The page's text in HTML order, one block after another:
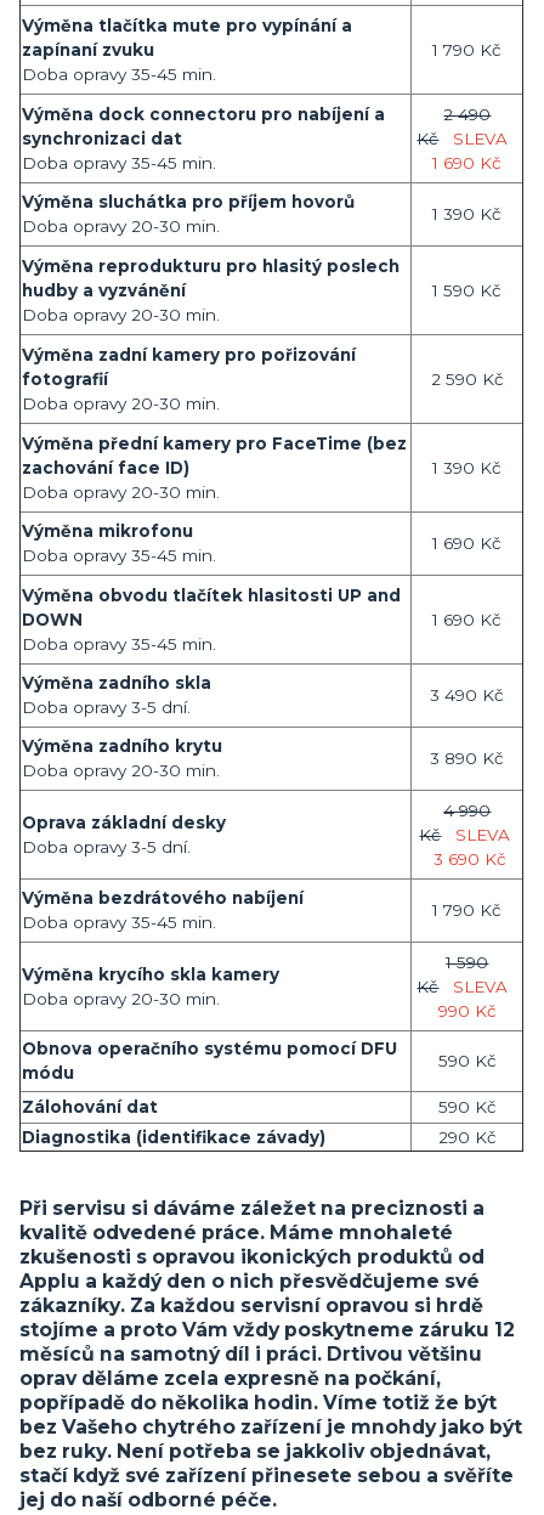
Výměna tlačítka mute pro vypínání a
zapínaní zvuku
Doba opravy 35-45 min.
1 790 Kč
Výměna dock connectoru pro nabíjení a
synchronizaci dat
Doba opravy 35-45 min.
2 490
Kč
SLEVA
1 690 Kč
Výměna sluchátka pro příjem hovorů
Doba opravy 20-30 min.
1 390 Kč
Výměna reprodukturu pro hlasitý poslech
hudby a vyzvánění
Doba opravy 20-30 min.
1 590 Kč
Výměna zadní kamery pro pořizování
fotografií
Doba opravy 20-30 min.
2 590 Kč
Výměna přední kamery pro FaceTime (bez
zachování face ID)
Doba opravy 20-30 min.
1 390 Kč
Výměna mikrofonu
Doba opravy 35-45 min.
1 690 Kč
Výměna obvodu tlačítek hlasitosti UP and
DOWN
Doba opravy 35-45 min.
1 690 Kč
Výměna zadního skla
Doba opravy 3-5 dní.
3 490 Kč
Výměna zadního krytu
Doba opravy 20-30 min.
3 890 Kč
Oprava základní desky
Doba opravy 3-5 dní.
4 990
Kč
SLEVA
3 690 Kč
Výměna bezdrátového nabíjení
Doba opravy 35-45 min.
1 790 Kč
Výměna krycího skla kamery
Doba opravy 20-30 min.
1 590
Kč
SLEVA
990 Kč
Obnova operačního systému pomocí DFU
módu
590 Kč
Zálohování dat
590 Kč
Diagnostika (identifikace závady)
290 Kč
Při servisu si dáváme záležet na preciznosti a
kvalitě odvedené práce. Máme mnohaleté
zkušenosti s opravou ikonických produktů od
Applu a každý den o nich přesvědčujeme své
zákazníky. Za každou servisní opravou si hrdě
stojíme a proto Vám vždy poskytneme záruku 12
měsíců na samotný díl i práci. Drtivou většinu
oprav děláme zcela expresně na počkání,
popřípadě do několika hodin. Víme totiž že být
bez Vašeho chytrého zařízení je mnohdy jako být
bez ruky. Není potřeba se jakkoliv objednávat,
stačí když své zařízení přinesete sebou a svěříte
jej do naší odborné péče.